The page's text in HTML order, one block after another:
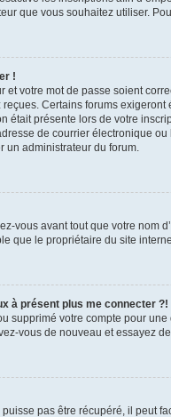
que vous souhaitez utiliser.
!
votre mot de passe soient
Certains forums
était présente lors de votre
de courrier électronique
un administrateur du forum.
vous avant tout que votre nom
que le propriétaire du site
à présent plus me connecter ?!
supprimé votre compte pour
vous de nouveau et essayez
pas être récupéré, il peut